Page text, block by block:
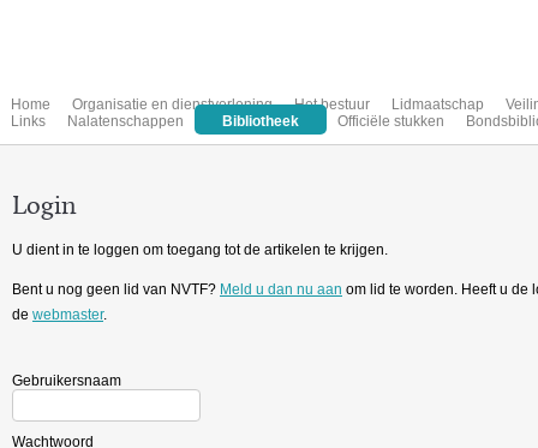
Home Organisatie en dienstverlening Het bestuur Lidmaatschap
Links
Nalatenschappen Bibliotheek Officiële stukken
Login
U dient in te loggen om toegang tot de artikelen te krijgen.
Bent u nog geen lid van NVTF? Meld u dan nu aan om lid te worden. Heeft u de
de webmaster.
Gebruikersnaam
Wachtwoord